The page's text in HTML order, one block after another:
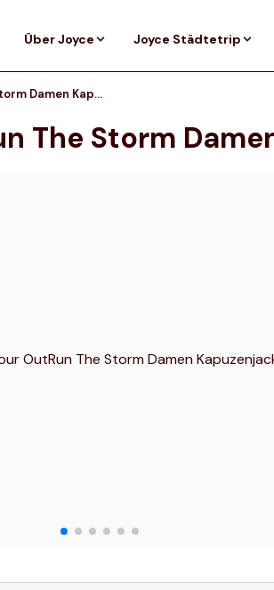
Über Joyce Joyce Städtetrip
Under Armour OutRun The Storm Damen Kapuzenjacke
The Storm